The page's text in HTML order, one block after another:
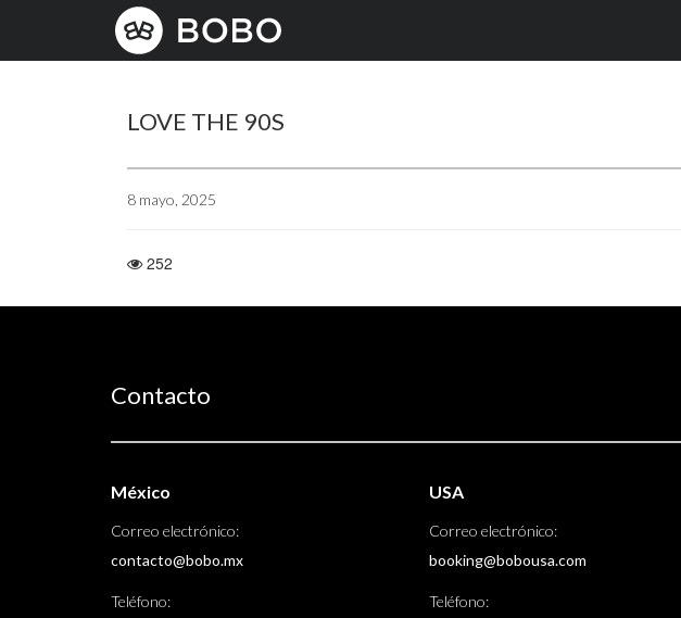
LOVE THE 90S
8 mayo, 2025
252
Contacto
México
Correo electrónico:
contacto@bobo.mx
Teléfono:
USA
Correo electrónico:
booking@bobousa.com
Teléfono: